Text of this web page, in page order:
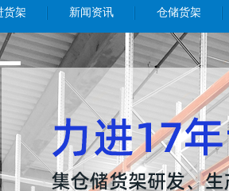
货架 新闻资讯 仓储货架